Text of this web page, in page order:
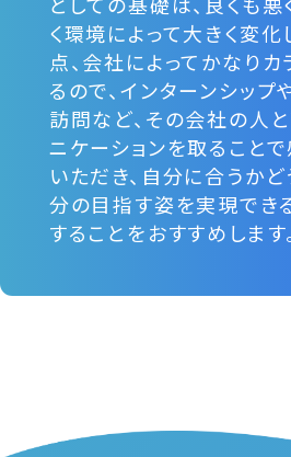
く環境によって大きく変化
点、会社によってかなり
るので、インターンシップ
訪問など、その会社の人
ニケーションを取ること
いただき、自分に合うかど
分の目指す姿を実現でき
することをおすすめします